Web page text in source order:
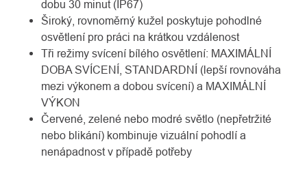
dobu 30 minut (IP67)
Široký, rovnoměrný kužel poskytuje pohodlné
osvětlení pro práci na krátkou vzdálenost
Tři režimy svícení bílého osvětlení: MAXIMÁLNÍ
DOBA SVÍCENÍ, STANDARDNÍ (lepší rovnováha
mezi výkonem a dobou svícení) a MAXIMÁLNÍ
VÝKON
Červené, zelené nebo modré světlo (nepřetržité
nebo blikání) kombinuje vizuální pohodlí a
nenápadnost v případě potřeby